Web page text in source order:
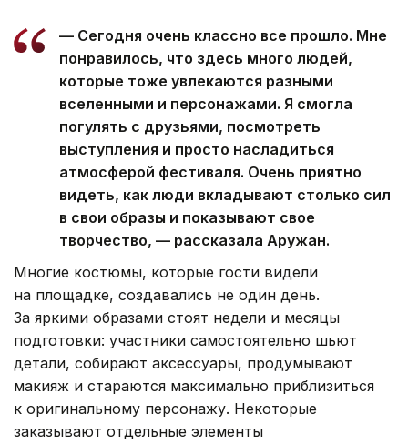
— Сегодня очень классно все прошло. Мне
понравилось, что здесь много людей,
которые тоже увлекаются разными
вселенными и персонажами. Я смогла
погулять с друзьями, посмотреть
выступления и просто насладиться
атмосферой фестиваля. Очень приятно
видеть, как люди вкладывают столько сил
в свои образы и показывают свое
творчество, — рассказала Аружан.
Многие костюмы, которые гости видели
на площадке, создавались не один день.
За яркими образами стоят недели и месяцы
подготовки: участники самостоятельно шьют
детали, собирают аксессуары, продумывают
макияж и стараются максимально приблизиться
к оригинальному персонажу. Некоторые
заказывают отдельные элементы